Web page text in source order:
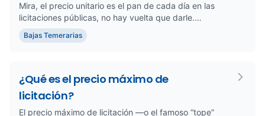
Mira, el precio unitario es el pan de cada día en las
licitaciones públicas, no hay vuelta que darle.
Básicamente, estam...
Bajas Temerarias
¿Qué es el precio máximo de
licitación?
El precio máximo de licitación —o el famoso “tope”